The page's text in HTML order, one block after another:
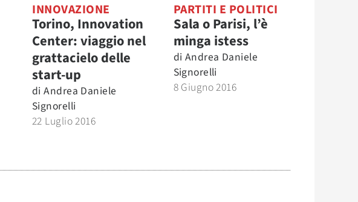
INNOVAZIONE
Torino, Innovation
Center: viaggio nel
grattacielo delle
start-up
di Andrea Daniele
Signorelli
22 Luglio 2016
PARTITI E POLITICI
Sala o Parisi, l’è
minga istess
di Andrea Daniele
Signorelli
8 Giugno 2016